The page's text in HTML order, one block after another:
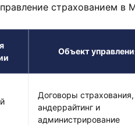
страхованием в
Объект
Договоры страхования,
андеррайтинг и
администрирование